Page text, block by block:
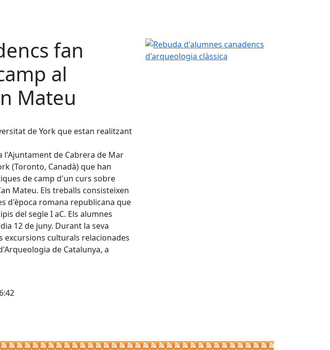
fan
al
Mateu
de York que estan realitzant
l'Ajuntament de Cabrera de Mar
(Toronto, Canadà) que han
de camp d'un curs sobre
Mateu. Els treballs consisteixen
d'època romana republicana que
del segle I aC. Els alumnes
12 de juny. Durant la seva
excursions culturals relacionades
de Catalunya, a
Rebuda d'alumnes canadencs d'arqueologia